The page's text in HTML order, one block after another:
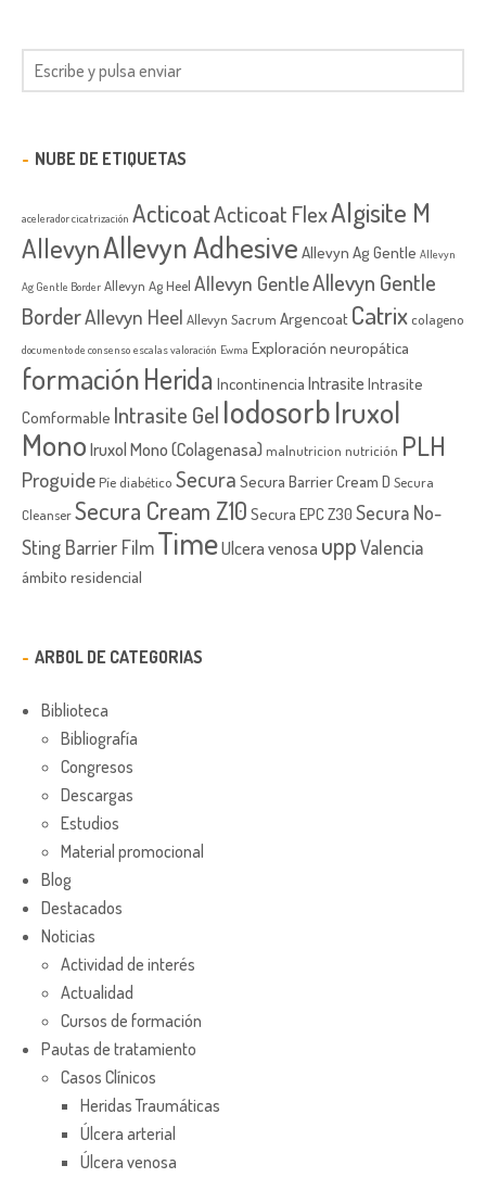
NUBE DE ETIQUETAS
acelerador cicatrización ActicoatActicoat FlexAlgisite M
AllevynAllevyn Adhesive Allevyn Ag Gentle Allevyn
Ag Gentle Border Allevyn Ag Heel Allevyn GentleAllevyn Gentle
BorderAllevyn Heel Allevyn Sacrum Argencoat Catrix colageno
documento de consenso escalas valoración Ewma Exploración neuropática
formaciónHerida Incontinencia Intrasite Intrasite
Comformable Intrasite Gel IodosorbIruxol
MonoIruxol Mono (Colagenasa) malnutricion nutrición PLH
Proguide Píe diabético Secura Secura Barrier Cream D Secura
CleanserSecura Cream Z10 Secura EPC Z30 Secura No-
Sting Barrier FilmTimeUlcera venosa uppValencia
ámbito residencial
ARBOL DE CATEGORIAS
Biblioteca
Bibliografía
Congresos
Descargas
Estudios
Material promocional
Blog
Destacados
Noticias
Actividad de interés
Actualidad
Cursos de formación
Pautas de tratamiento
Casos Clínicos
Heridas Traumáticas
Úlcera arterial
Úlcera venosa